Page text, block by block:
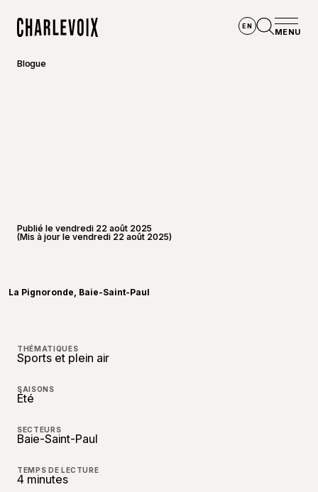
EN
MENU
Blogue
Publié le vendredi 22 août 2025
(Mis à jour le vendredi 22 août 2025)
La Pignoronde, Baie-Saint-Paul
THÉMATIQUES
Sports et plein air
SAISONS
Été
SECTEURS
Baie-Saint-Paul
TEMPS DE LECTURE
4 minutes